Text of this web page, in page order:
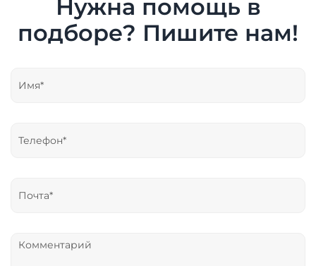
Нужна помощь в
подборе? Пишите нам!